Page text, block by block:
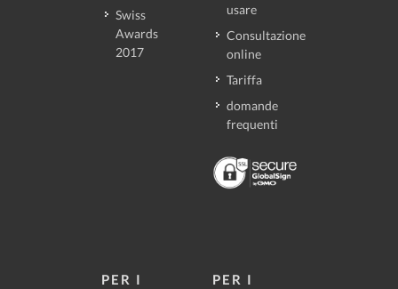
Swiss
Awards
2017
usare
Consultazione
online
Tariffa
domande
frequenti
PER I
PER I